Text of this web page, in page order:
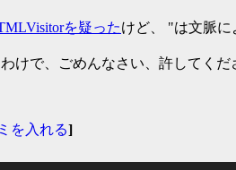
を疑ったけど、 "は文脈に
けで、ごめんなさい、許してくだ
を入れる]